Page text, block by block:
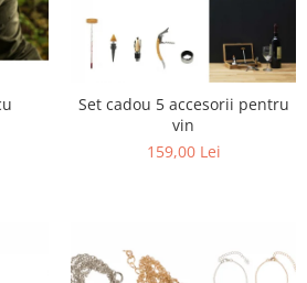
Set cadou 5 accesorii pentru
vin
159,00 Lei